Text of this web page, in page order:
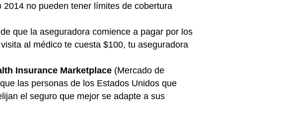
no pueden tener límites de cobertura
que la aseguradora comience a pagar por los
al médico te cuesta $100, tu aseguradora
Insurance Marketplace (Mercado de
las personas de los Estados Unidos que
el seguro que mejor se adapte a sus